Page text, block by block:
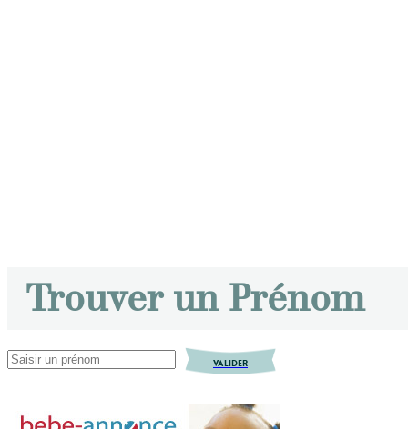
Trouver un Prénom
VALIDER